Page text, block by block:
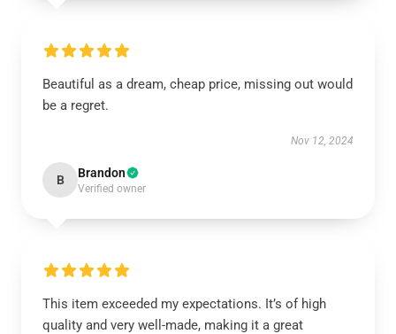
Beautiful as a dream, cheap price, missing out would
be a regret.
Nov 12, 2024
B Brandon
Verified owner
This item exceeded my expectations. It’s of high
quality and very well-made, making it a great